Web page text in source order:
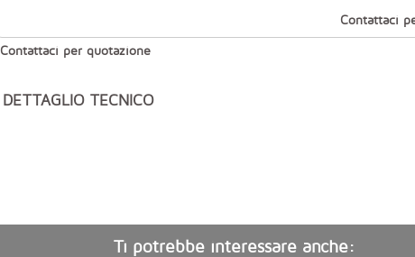
Contattaci
Contattaci per quotazione
DETTAGLIO TECNICO
Ti potrebbe interessare anche: